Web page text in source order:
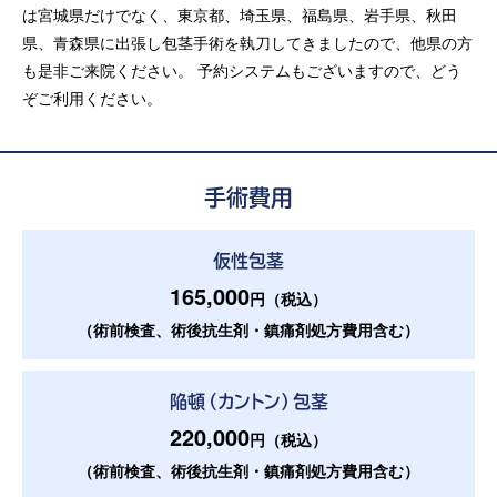
は宮城県だけでなく、東京都、埼玉県、福島県、岩手県、秋田
県、青森県に出張し包茎手術を執刀してきましたので、他県の方
も是非ご来院ください。 予約システムもございますので、どう
ぞご利用ください。
手術費用
仮性包茎
165,000円（税込）
（術前検査、術後抗生剤・鎮痛剤処方費用含む）
陥頓（カントン）包茎
220,000円（税込）
（術前検査、術後抗生剤・鎮痛剤処方費用含む）